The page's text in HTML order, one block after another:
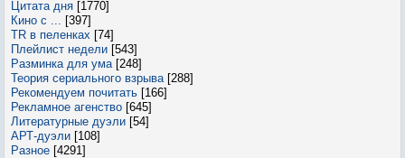
Цитата дня [1770]
Кино с ... [397]
TR в пеленках [74]
Плейлист недели [543]
Разминка для ума [248]
Теория сериального взрыва [288]
Рекомендуем почитать [166]
Рекламное агенство [645]
Литературные дуэли [54]
АРТ-дуэли [108]
Разное [4291]